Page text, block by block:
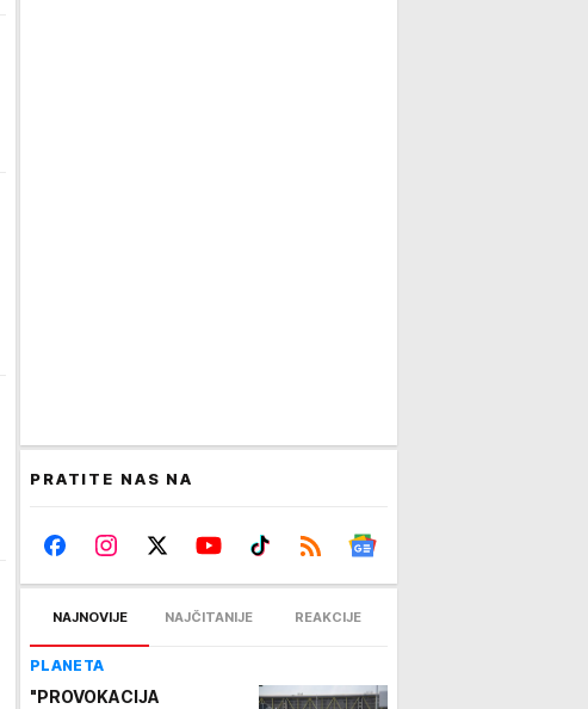
PRATITE NAS NA
NAJNOVIJE NAJČITANIJE REAKCIJE
PLANETA
"PROVOKACIJA